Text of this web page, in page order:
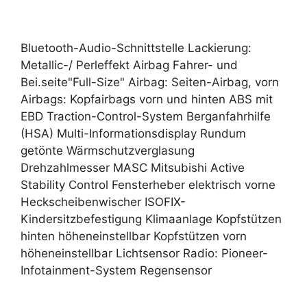
Bluetooth-Audio-Schnittstelle Lackierung:
Metallic-/ Perleffekt Airbag Fahrer- und
Bei.seite"Full-Size" Airbag: Seiten-Airbag, vorn
Airbags: Kopfairbags vorn und hinten ABS mit
EBD Traction-Control-System Berganfahrhilfe
(HSA) Multi-Informationsdisplay Rundum
getönte Wärmschutzverglasung
Drehzahlmesser MASC Mitsubishi Active
Stability Control Fensterheber elektrisch vorne
Heckscheibenwischer ISOFIX-
Kindersitzbefestigung Klimaanlage Kopfstützen
hinten höheneinstellbar Kopfstützen vorn
höheneinstellbar Lichtsensor Radio: Pioneer-
Infotainment-System Regensensor